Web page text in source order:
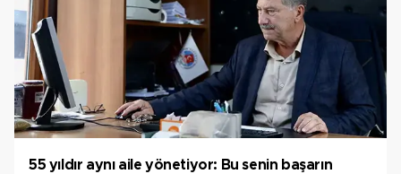
55 yıldır aynı aile yönetiyor: Bu senin başarın